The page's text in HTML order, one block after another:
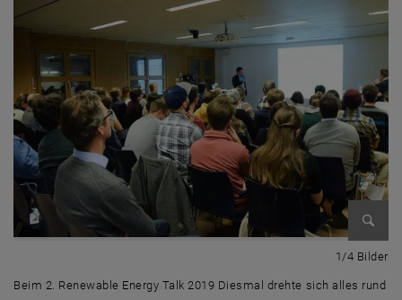
Bild
1/4 Bilder
Beim 2. Renewable Energy Talk 2019 Diesmal drehte sich alles rund